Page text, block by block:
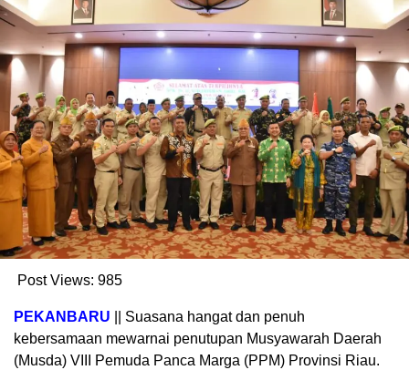
Post Views: 985
PEKANBARU || Suasana hangat dan penuh
kebersamaan mewarnai penutupan Musyawarah Daerah
(Musda) VIII Pemuda Panca Marga (PPM) Provinsi Riau.